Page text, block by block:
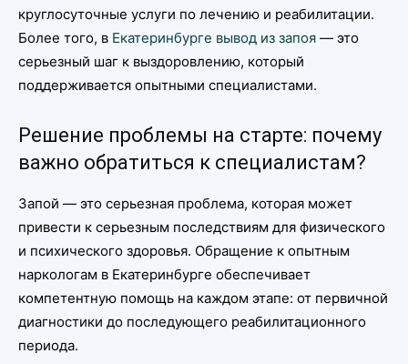
круглосуточные услуги по лечению и реабилитации.
Более того, в Екатеринбурге вывод из запоя — это
серьезный шаг к выздоровлению, который
поддерживается опытными специалистами.
Решение проблемы на старте: почему
важно обратиться к специалистам?
Запой — это серьезная проблема, которая может
привести к серьезным последствиям для физического
и психического здоровья. Обращение к опытным
наркологам в Екатеринбурге обеспечивает
компетентную помощь на каждом этапе: от первичной
диагностики до последующего реабилитационного
периода.